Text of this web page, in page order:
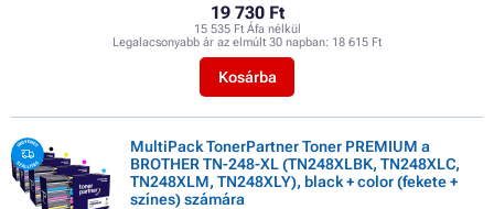
19 730 Ft
15 535 Ft Áfa nélkül
Legalacsonyabb ár az elmúlt 30 napban: 18 615 Ft
Kosárba
MultiPack TonerPartner Toner PREMIUM a
BROTHER TN-248-XL (TN248XLBK, TN248XLC,
TN248XLM, TN248XLY), black + color (fekete +
színes) számára